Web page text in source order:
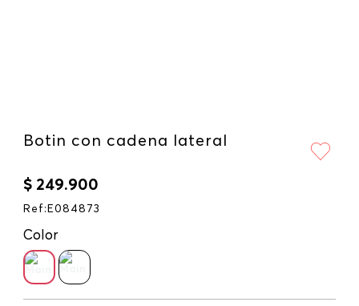
Botin con cadena lateral
$ 249.900
Ref : E084873
Color